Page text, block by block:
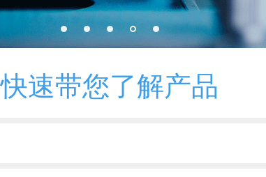
快速带您了解产品